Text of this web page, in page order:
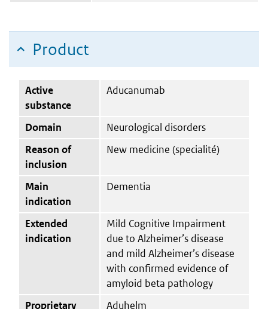
Product
Active
substance
Aducanumab
Domain
Neurological disorders
Reason of
inclusion
New medicine (specialité)
Main
indication
Dementia
Extended
indication
Mild Cognitive Impairment
due to Alzheimer’s disease
and mild Alzheimer’s disease
with confirmed evidence of
amyloid beta pathology
Proprietary
Aduhelm